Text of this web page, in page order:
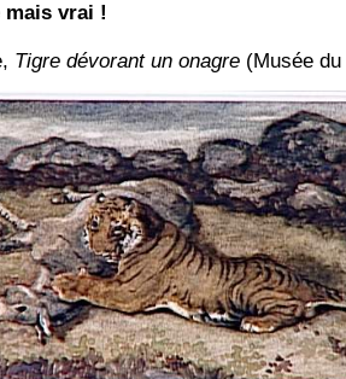
mais vrai !
Tigre dévorant un onagre (Musée